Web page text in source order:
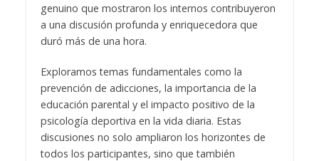
genuino que mostraron los internos contribuyeron
a una discusión profunda y enriquecedora que
duró más de una hora.
Exploramos temas fundamentales como la
prevención de adicciones, la importancia de la
educación parental y el impacto positivo de la
psicología deportiva en la vida diaria. Estas
discusiones no solo ampliaron los horizontes de
todos los participantes, sino que también